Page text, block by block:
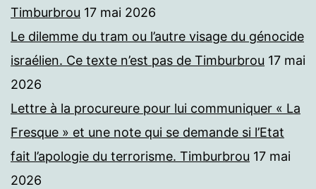
Timburbrou 17 mai 2026
Le dilemme du tram ou l’autre visage du génocide
israélien. Ce texte n’est pas de Timburbrou 17 mai
2026
Lettre à la procureure pour lui communiquer « La
Fresque » et une note qui se demande si l’Etat
fait l’apologie du terrorisme. Timburbrou 17 mai
2026